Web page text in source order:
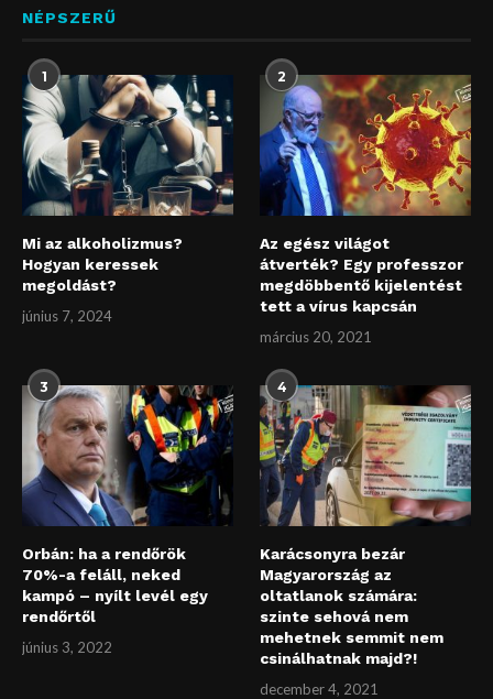
NÉPSZERŰ
1
Mi az alkoholizmus?
Hogyan keressek
megoldást?
június 7, 2024
2
Az egész világot
átverték? Egy professzor
megdöbbentő kijelentést
tett a vírus kapcsán
március 20, 2021
3
Orbán: ha a rendőrök
70%-a feláll, neked
kampó – nyílt levél egy
rendőrtől
június 3, 2022
4
Karácsonyra bezár
Magyarország az
oltatlanok számára:
szinte sehová nem
mehetnek semmit nem
csinálhatnak majd?!
december 4, 2021